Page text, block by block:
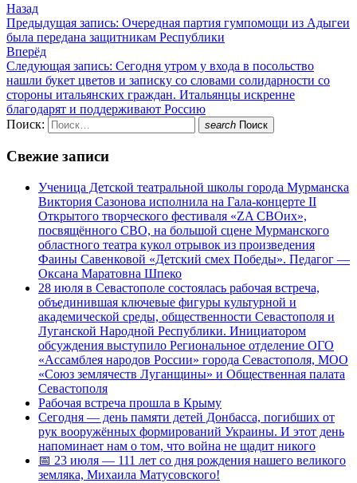
Назад
Предыдущая запись: Очередная партия гумпомощи из Адыгеи
была передана защитникам Республики
Вперёд
Следующая запись: Сегодня утром у входа в посольство
нашли букет цветов и записку со словами солидарности со
стороны итальянских граждан. Итальянцы искренне
благодарят и поддерживают Россию
Поиск:
search Поиск
Свежие записи
Ученица Детской театральной школы города Мурманска
Виктория Сазонова исполнила на Гала-концерте II
Открытого творческого фестиваля «ZA СВОих»,
посвящённого СВО, на большой сцене Мурманского
областного театра кукол отрывок из произведения
Фаины Савенковой «Детский смех Победы». Педагог —
Оксана Маратовна Шпеко
28 июля в Севастополе состоялась рабочая встреча,
объединившая ключевые фигуры культурной и
академической среды, общественности Севастополя и
Луганской Народной Республики. Инициатором
обсуждения выступило Региональное отделение ОГО
«Ассамблея народов России» города Севастополя, МОО
«Союз землячеств Луганщины» и Общественная палата
Севастополя
Рабочая встреча прошла в Крыму
Сегодня — день памяти детей Донбасса, погибших от
рук вооружённых формирований Украины. И этот день
напоминает нам о том, что война не щадит никого
📅 23 июля — 111 лет со дня рождения нашего великого
земляка, Михаила Матусовского!